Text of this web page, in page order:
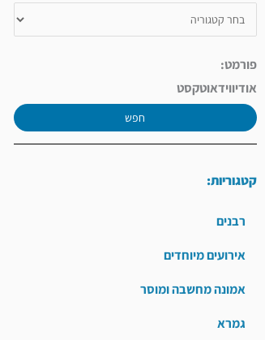
פורמט:
אודיווידאוטקסט
חפש
קטגוריות:
רבנים
אירועים מיוחדים
אמונה מחשבה ומוסר
גמרא